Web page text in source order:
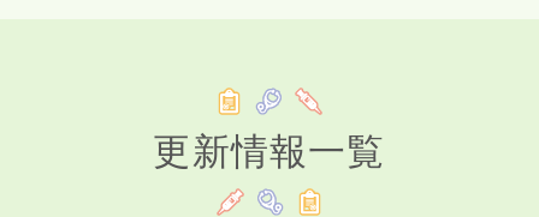
更新情報一覧